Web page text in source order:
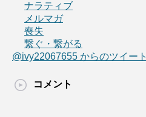
ナラティブ
メルマガ
喪失
繋ぐ・繋がる
@ivy22067655 からのツイート
コメント